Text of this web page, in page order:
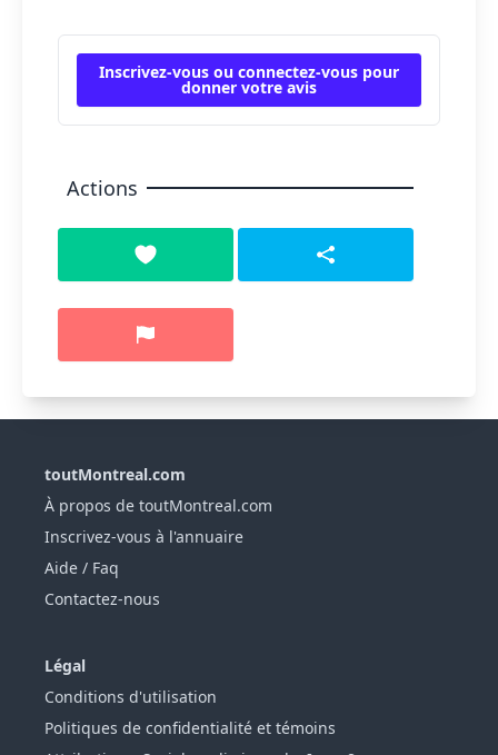
Inscrivez-vous ou connectez-vous pour
donner votre avis
Actions
toutMontreal.com
À propos de toutMontreal.com
Inscrivez-vous à l'annuaire
Aide / Faq
Contactez-nous
Légal
Conditions d'utilisation
Politiques de confidentialité et témoins